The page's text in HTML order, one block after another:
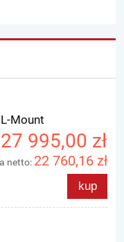
Mount
27 995,00 zł
netto: 22 760,16 zł
kup